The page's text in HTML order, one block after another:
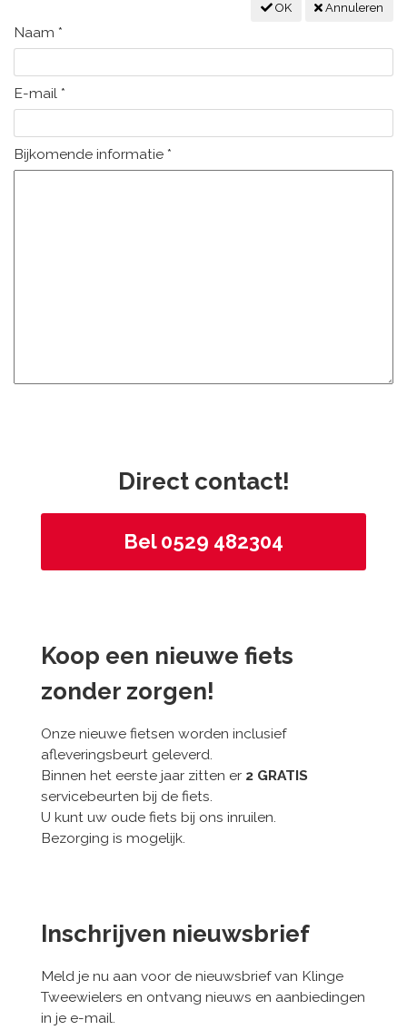
OK Annuleren
Naam *
E-mail *
Bijkomende informatie *
Direct contact!
Bel 0529 482304
Koop een nieuwe fiets
zonder zorgen!
Onze nieuwe fietsen worden inclusief
afleveringsbeurt geleverd.
Binnen het eerste jaar zitten er 2 GRATIS
servicebeurten bij de fiets.
U kunt uw oude fiets bij ons inruilen.
Bezorging is mogelijk.
Inschrijven nieuwsbrief
Meld je nu aan voor de nieuwsbrief van Klinge
Tweewielers en ontvang nieuws en aanbiedingen
in je e-mail.